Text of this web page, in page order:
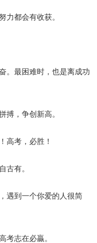
力都会有收获。
。最困难时，也是离成功
搏，争创新高。
高考，必胜！
古有。
遇到一个你爱的人很简
考志在必贏。